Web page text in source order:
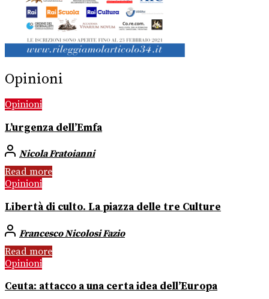
Opinioni
Opinioni
L’urgenza dell’Emfa
Nicola Fratoianni
Read more
Opinioni
Libertà di culto. La piazza delle tre Culture
Francesco Nicolosi Fazio
Read more
Opinioni
Ceuta: attacco a una certa idea dell’Europa